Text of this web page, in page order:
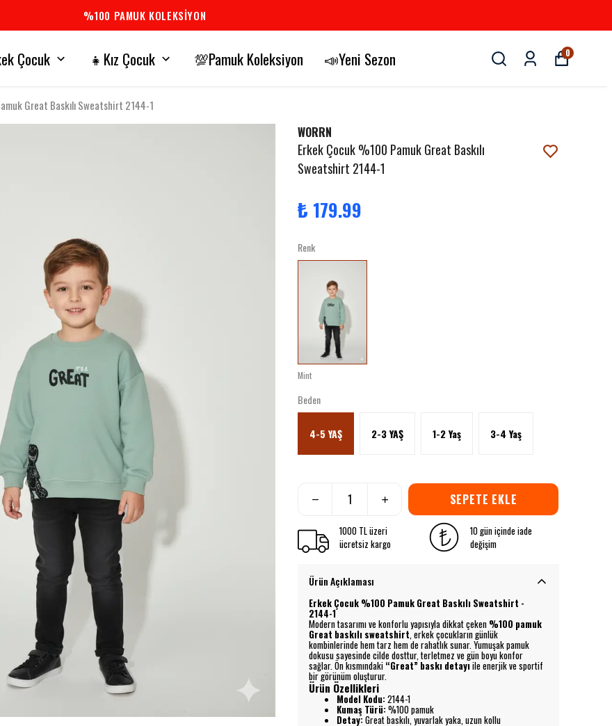
%100 PAMUK KOLEKSİYON
Çocuk 👧Kız Çocuk 💯Pamuk Koleksiyon 📣Yeni Sezon 0
Great Baskılı Sweatshirt 2144-1
WORRN
Erkek Çocuk %100 Pamuk Great Baskılı
Sweatshirt 2144-1
₺ 179.99
Renk
Mint
Beden
4-5 YAŞ 2-3 YAŞ 1-2 Yaş 3-4 Yaş
SEPETE EKLE
1000 TL üzeri
ücretsiz kargo
10 gün içinde iade
değişim
Ürün Açıklaması
Erkek Çocuk %100 Pamuk Great Baskılı Sweatshirt -
2144-1
Modern tasarımı ve konforlu yapısıyla dikkat çeken %100 pamuk
Great baskılı sweatshirt, erkek çocukların günlük
kombinlerinde hem tarz hem de rahatlık sunar. Yumuşak pamuk
dokusu sayesinde cilde dosttur, terletmez ve gün boyu konfor
sağlar. Ön kısmındaki “Great” baskı detayıile enerjik ve sportif
bir görünüm oluşturur.
Ürün Özellikleri
Model Kodu:2144-1
Kumaş Türü:%100 pamuk
Detay:Great baskılı, yuvarlak yaka, uzun kollu